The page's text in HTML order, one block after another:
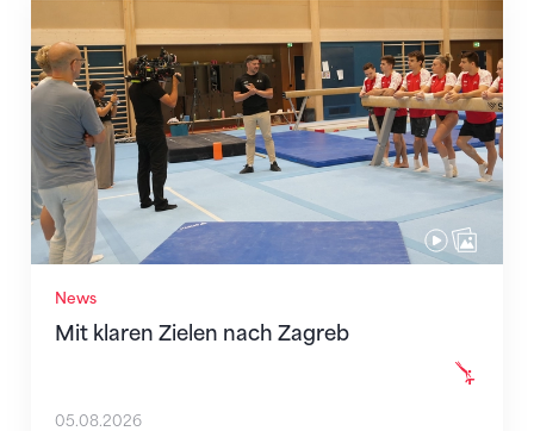
News
Mit klaren Zielen nach Zagreb
Mit klaren Zielen nach Zagreb
05.08.2026